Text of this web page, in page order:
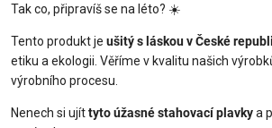
Tak co, připravíš se na léto? ☀️
Tento produkt je ušitý s láskou v České
etiku a ekologii. Věříme v kvalitu našich
výrobního procesu.
Nenech si ujíttyto úžasné stahovací plavkya